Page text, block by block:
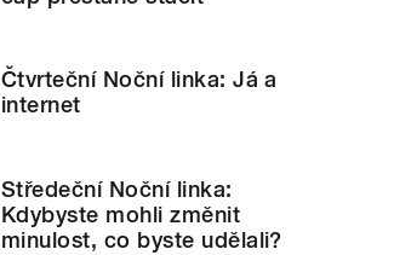
Čtvrteční Noční linka: Já a
internet
Středeční Noční linka:
Kdybyste mohli změnit
minulost, co byste udělali?